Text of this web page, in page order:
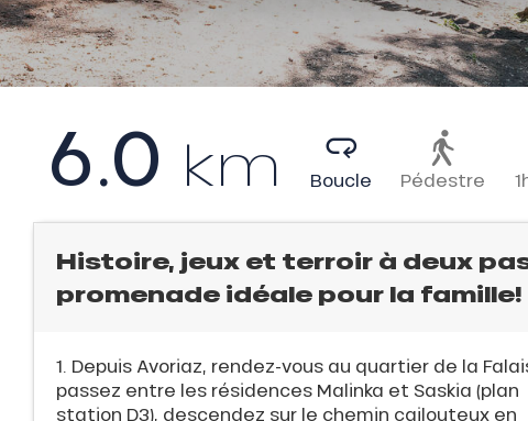
6.0 km Boucle Pédestre
Histoire, jeux et terroir à deux
promenade idéale pour la famille!
1. Depuis Avoriaz, rendez-vous au quartier de la
passez entre les résidences Malinka et Saskia (plan
station D3), descendez sur le chemin cailouteux en